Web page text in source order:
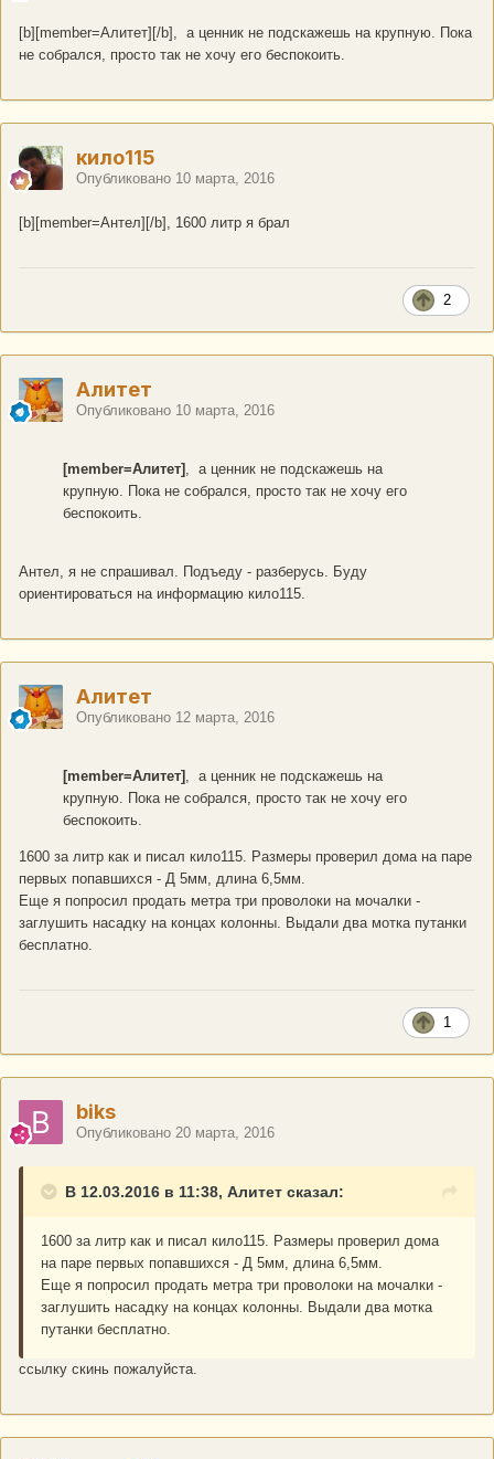
[b][member=Алитет][/b], а ценник не подскажешь на крупную. Пока
не собрался, просто так не хочу его беспокоить.
кило115
Опубликовано 10 марта, 2016
[b][member=Антел][/b], 1600 литр я брал
2
Алитет
Опубликовано 10 марта, 2016
[member=Алитет] , а ценник не подскажешь на
крупную. Пока не собрался, просто так не хочу его
беспокоить.
Антел, я не спрашивал. Подъеду - разберусь. Буду
ориентироваться на информацию кило115.
Алитет
Опубликовано 12 марта, 2016
[member=Алитет] , а ценник не подскажешь на
крупную. Пока не собрался, просто так не хочу его
беспокоить.
1600 за литр как и писал кило115. Размеры проверил дома на паре
первых попавшихся - Д 5мм, длина 6,5мм.
Еще я попросил продать метра три проволоки на мочалки -
заглушить насадку на концах колонны. Выдали два мотка путанки
бесплатно.
1
biks
Опубликовано 20 марта, 2016
В 12.03.2016 в 11:38, Алитет сказал:
1600 за литр как и писал кило115. Размеры проверил дома
на паре первых попавшихся - Д 5мм, длина 6,5мм.
Еще я попросил продать метра три проволоки на мочалки -
заглушить насадку на концах колонны. Выдали два мотка
путанки бесплатно.
ссылку скинь пожалуйста.